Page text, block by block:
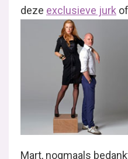
deze exclusieve jurk of
Mart, nogmaals